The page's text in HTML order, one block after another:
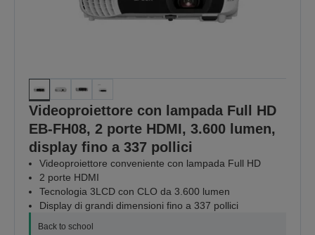
Videoproiettore con lampada Full HD
EB-FH08, 2 porte HDMI, 3.600 lumen,
display fino a 337 pollici
Videoproiettore conveniente con lampada Full HD
2 porte HDMI
Tecnologia 3LCD con CLO da 3.600 lumen
Display di grandi dimensioni fino a 337 pollici
Back to school